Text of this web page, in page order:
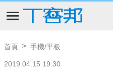
首頁 手機/平板
2019.04.15 19:30